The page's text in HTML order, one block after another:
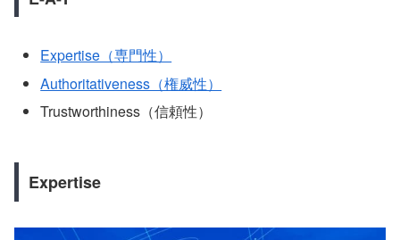
Expertise（専門性）
Authoritativeness（権威性）
Trustworthiness（信頼性）
Expertise